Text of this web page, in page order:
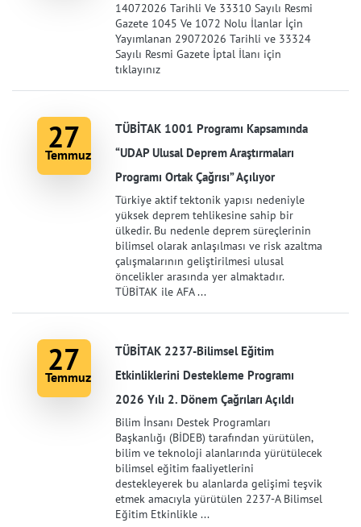
14072026 Tarihli Ve 33310 Sayılı Resmi
Gazete 1045 Ve 1072 Nolu İlanlar İçin
Yayımlanan 29072026 Tarihli ve 33324
Sayılı Resmi Gazete İptal İlanı için
tıklayınız
27
Temmuz
TÜBİTAK 1001 Programı Kapsamında
“UDAP Ulusal Deprem Araştırmaları
Programı Ortak Çağrısı” Açılıyor
Türkiye aktif tektonik yapısı nedeniyle
yüksek deprem tehlikesine sahip bir
ülkedir. Bu nedenle deprem süreçlerinin
bilimsel olarak anlaşılması ve risk azaltma
çalışmalarının geliştirilmesi ulusal
öncelikler arasında yer almaktadır.
TÜBİTAK ile AFA ...
27
Temmuz
TÜBİTAK 2237-Bilimsel Eğitim
Etkinliklerini Destekleme Programı
2026 Yılı 2. Dönem Çağrıları Açıldı
Bilim İnsanı Destek Programları
Başkanlığı (BİDEB) tarafından yürütülen,
bilim ve teknoloji alanlarında yürütülecek
bilimsel eğitim faaliyetlerini
destekleyerek bu alanlarda gelişimi teşvik
etmek amacıyla yürütülen 2237-A Bilimsel
Eğitim Etkinlikle ...